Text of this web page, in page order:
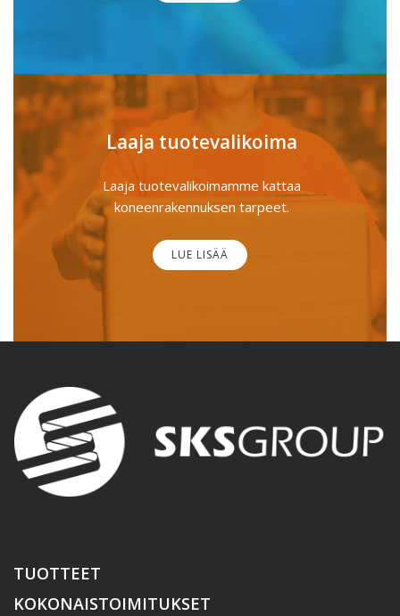
Laaja tuotevalikoima
Laaja tuotevalikoimamme kattaa
koneenrakennuksen tarpeet.
LUE LISÄÄ
TUOTTEET
KOKONAISTOIMITUKSET